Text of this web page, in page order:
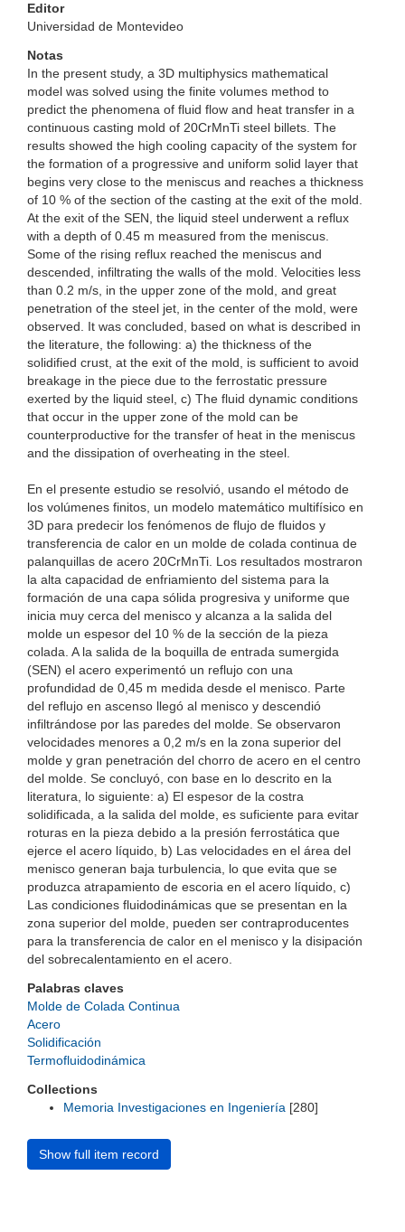
Editor
Universidad de Montevideo
Notas
In the present study, a 3D multiphysics mathematical
model was solved using the finite volumes method to
predict the phenomena of fluid flow and heat transfer in a
continuous casting mold of 20CrMnTi steel billets. The
results showed the high cooling capacity of the system for
the formation of a progressive and uniform solid layer that
begins very close to the meniscus and reaches a thickness
of 10 % of the section of the casting at the exit of the mold.
At the exit of the SEN, the liquid steel underwent a reflux
with a depth of 0.45 m measured from the meniscus.
Some of the rising reflux reached the meniscus and
descended, infiltrating the walls of the mold. Velocities less
than 0.2 m/s, in the upper zone of the mold, and great
penetration of the steel jet, in the center of the mold, were
observed. It was concluded, based on what is described in
the literature, the following: a) the thickness of the
solidified crust, at the exit of the mold, is sufficient to avoid
breakage in the piece due to the ferrostatic pressure
exerted by the liquid steel, c) The fluid dynamic conditions
that occur in the upper zone of the mold can be
counterproductive for the transfer of heat in the meniscus
and the dissipation of overheating in the steel.
En el presente estudio se resolvió, usando el método de
los volúmenes finitos, un modelo matemático multifísico en
3D para predecir los fenómenos de flujo de fluidos y
transferencia de calor en un molde de colada continua de
palanquillas de acero 20CrMnTi. Los resultados mostraron
la alta capacidad de enfriamiento del sistema para la
formación de una capa sólida progresiva y uniforme que
inicia muy cerca del menisco y alcanza a la salida del
molde un espesor del 10 % de la sección de la pieza
colada. A la salida de la boquilla de entrada sumergida
(SEN) el acero experimentó un reflujo con una
profundidad de 0,45 m medida desde el menisco. Parte
del reflujo en ascenso llegó al menisco y descendió
infiltrándose por las paredes del molde. Se observaron
velocidades menores a 0,2 m/s en la zona superior del
molde y gran penetración del chorro de acero en el centro
del molde. Se concluyó, con base en lo descrito en la
literatura, lo siguiente: a) El espesor de la costra
solidificada, a la salida del molde, es suficiente para evitar
roturas en la pieza debido a la presión ferrostática que
ejerce el acero líquido, b) Las velocidades en el área del
menisco generan baja turbulencia, lo que evita que se
produzca atrapamiento de escoria en el acero líquido, c)
Las condiciones fluidodinámicas que se presentan en la
zona superior del molde, pueden ser contraproducentes
para la transferencia de calor en el menisco y la disipación
del sobrecalentamiento en el acero.
Palabras claves
Molde de Colada Continua
Acero
Solidificación
Termofluidodinámica
Collections
Memoria Investigaciones en Ingeniería [280]
Show full item record